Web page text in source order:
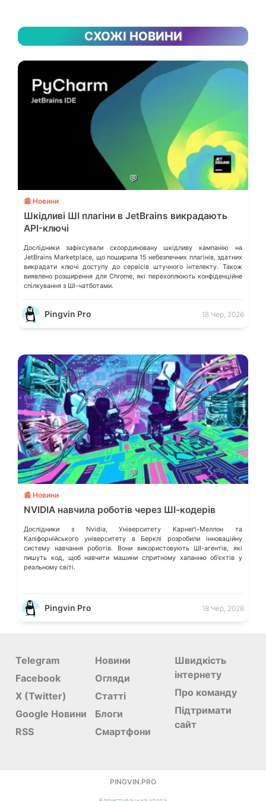
СХОЖІ НОВИНИ
💬
📰 Новини
Шкідливі ШІ плагіни в JetBrains викрадають
API-ключі
Дослідники зафіксували скоординовану шкідливу кампанію на
JetBrains Marketplace, що поширила 15 небезпечних плагінів, здатних
викрадати ключі доступу до сервісів штучного інтелекту. Також
виявлено розширення для Chrome, які перехоплюють конфіденційне
спілкування з ШІ-чатботами.
Pingvin Pro 18 Чер, 2026
💬
📰 Новини
NVIDIA навчила роботів через ШІ-кодерів
Дослідники з Nvidia, Університету Карнеґі-Меллон та
Каліфорнійського університету в Берклі розробили інноваційну
систему навчання роботів. Вони використовують ШІ-агентів, які
пишуть код, щоб навчити машини спритному хапанню обʼєктів у
реальному світі.
Pingvin Pro 18 Чер, 2026
Telegram
Facebook
X (Twitter)
Google Новини
RSS
Новини
Огляди
Статті
Блоги
Смартфони
Швидкість
інтернету
Про команду
Підтримати
сайт
PINGVIN.PRO